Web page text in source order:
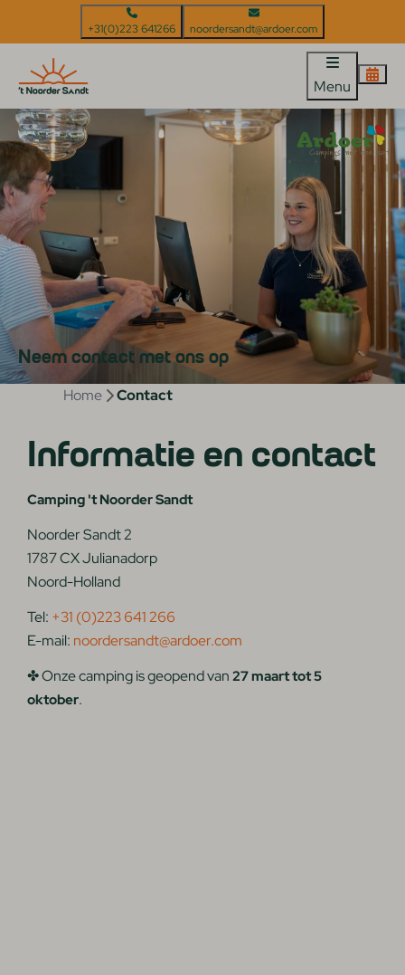
+31(0)223 641266 noordersandt@ardoer.com
Menu
Neem contact met ons op
Home Contact
Informatie en contact
Camping 't Noorder Sandt
Noorder Sandt 2
1787 CX Julianadorp
Noord-Holland
Tel: +31 (0)223 641 266
E-mail: noordersandt@ardoer.com
✤ Onze camping is geopend van27 maart tot 5
oktober.